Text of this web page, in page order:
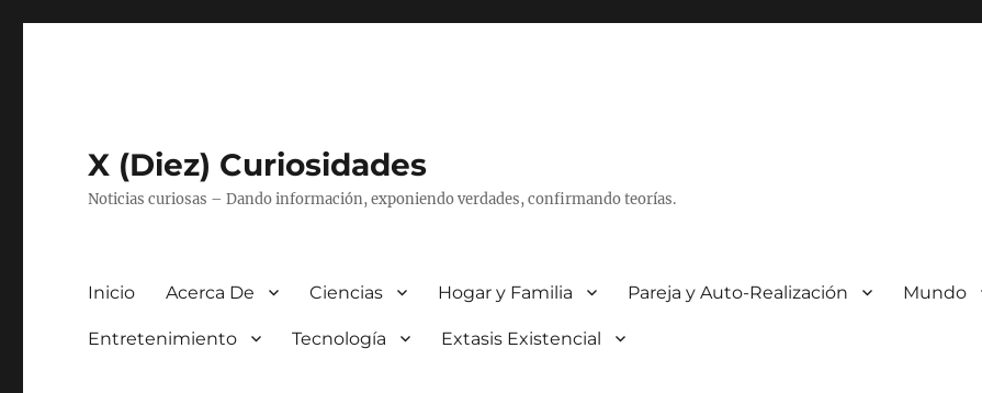
X (Diez) Curiosidades
Noticias curiosas – Dando información, exponiendo verdades, confirmando teorías.
Inicio Acerca De Ciencias Hogar y Familia Pareja y Auto-Realización Mundo
Entretenimiento Tecnología Extasis Existencial